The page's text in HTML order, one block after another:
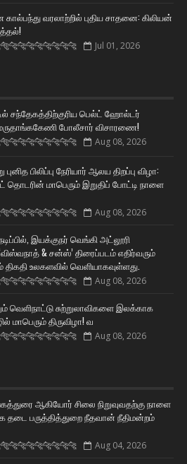
வரலாற்றில் புதிய சாதனை: கிலியன்
Jul 01, 2026
சந்தேகத்திற்குரிய பெல்ட் ஹோல்டர்
போலீசார் விசாரணை!
Aug 08, 2026
பிலிப்பு நேரியார் ஆலய திறப்பு விழா:
தொடரின் மாபெரும் இறுதிப் போட்டி நாளை
Aug 08, 2026
இயக்குநர் வெங்கி அட்லூரி
& சன்ஸ்’ திரைப்படம் எதிர்வரும்
உலகளவில் வெளியாகவுள்ளது.
Aug 08, 2026
வெளிநாட்டு சுற்றுலாவிகளை இலக்காக
மாபெரும் திருவிழா! வ
Aug 08, 2026
ஆகியோர் சிலை நிறுவுவதற்கு நாளை
தடை பருத்தித்துறை நீதவான் நீதிமன்றம்
Aug 04, 2026